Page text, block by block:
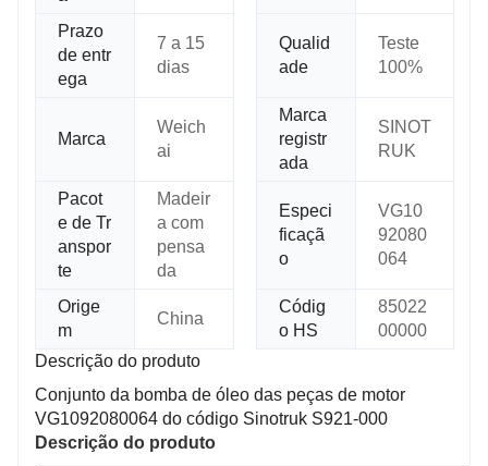
Prazo
de entr
ega
7 a 15
dias
Qualid
ade
Teste
100%
Marca
Weich
ai
Marca
registr
ada
SINOT
RUK
Pacot
e de Tr
anspor
te
Madeir
a com
pensa
da
Especi
ficaçã
o
VG10
92080
064
Orige
m
China
Códig
o HS
85022
00000
Descrição do produto
Conjunto da bomba de óleo das peças de motor
VG1092080064 do código Sinotruk S921-000
Descrição do produto